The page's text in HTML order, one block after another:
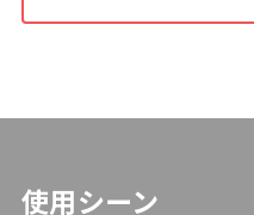
使用シーン